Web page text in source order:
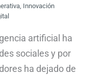
Innovación
artificial ha
sociales y por
ha dejado de